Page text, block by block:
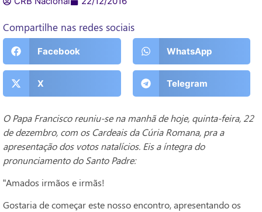
Compartilhe nas redes sociais
Facebook WhatsApp
X Telegram
O Papa Francisco reuniu-se na manhã de hoje, quinta-feira, 22
de dezembro, com os Cardeais da Cúria Romana, pra a
apresentação dos votos natalícios. Eis a íntegra do
pronunciamento do Santo Padre:
“Amados irmãos e irmãs!
Gostaria de começar este nosso encontro, apresentando os